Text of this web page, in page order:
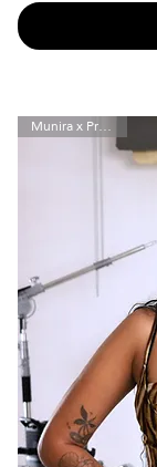
Munira x Preta Luz